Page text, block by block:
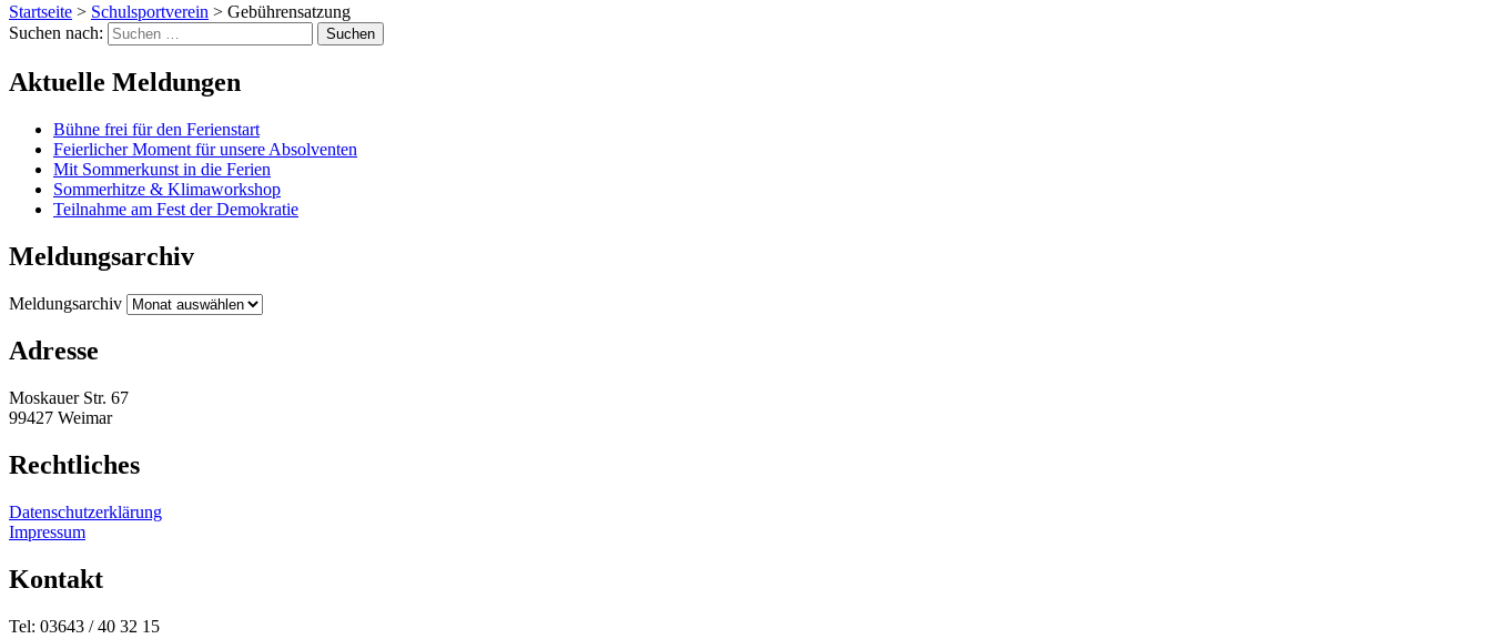
Startseite > Schulsportverein > Gebührensatzung
Suchen nach:
Aktuelle Meldungen
Bühne frei für den Ferienstart
Feierlicher Moment für unsere Absolventen
Mit Sommerkunst in die Ferien
Sommerhitze & Klimaworkshop
Teilnahme am Fest der Demokratie
Meldungsarchiv
Meldungsarchiv
Adresse
Moskauer Str. 67
99427 Weimar
Rechtliches
Datenschutzerklärung
Impressum
Kontakt
Tel: 03643 / 40 32 15